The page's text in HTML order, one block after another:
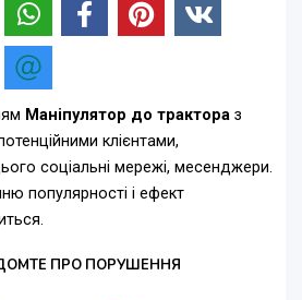
Маніпулятор до трактора з
клієнтами,
соціальні мережі, месенджери.
популярності і ефект
ПРО ПОРУШЕННЯ